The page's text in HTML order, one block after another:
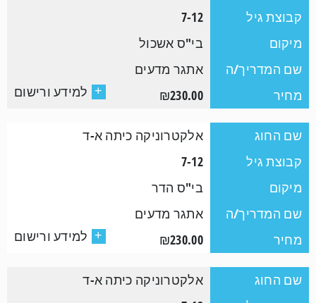
+ למידע ורישום ₪230.00 מחיר
אתגר מדעים שם המדריך/ה
בי"ס אשכול מיקום
7-12 קבוצת גיל
+ למידע ורישום ₪230.00 מחיר
אתגר מדעים שם המדריך/ה
בי"ס הדר מיקום
7-12 קבוצת גיל
אלקטרוניקה כיתה א-ד שם החוג
אלקטרוניקה כיתה א-ד שם החוג